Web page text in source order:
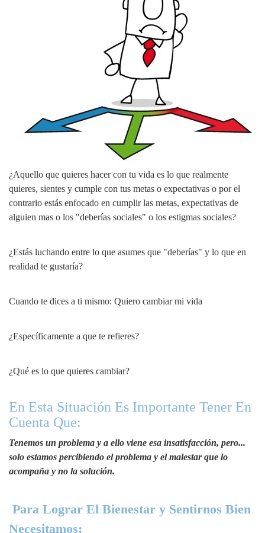
¿Aquello que quieres hacer con tu vida es lo que realmente
quieres, sientes y cumple con tus metas o expectativas o por el
contrario estás enfocado en cumplir las metas, expectativas de
alguien mas o los "deberías sociales" o los estigmas sociales?
¿Estás luchando entre lo que asumes que "deberías" y lo que en
realidad te gustaría?
Cuando te dices a ti mismo: Quiero cambiar mi vida
¿Específicamente a que te refieres?
¿Qué es lo que quieres cambiar?
En Esta Situación Es Importante Tener En
Cuenta Que:
Tenemos un problema y a ello viene esa insatisfacción, pero...
solo estamos percibiendo el problema y el malestar que lo
acompaña y no la solución.
Para Lograr El Bienestar y Sentirnos Bien
Necesitamos: